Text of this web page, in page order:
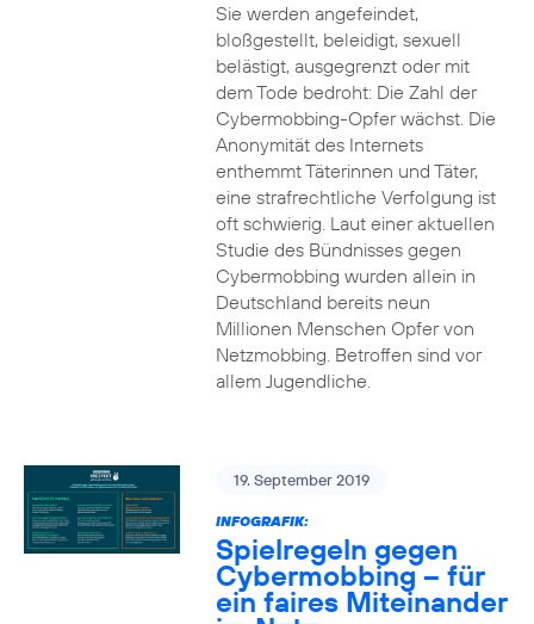
Sie werden angefeindet,
bloßgestellt, beleidigt, sexuell
belästigt, ausgegrenzt oder mit
dem Tode bedroht: Die Zahl der
Cybermobbing-Opfer wächst. Die
Anonymität des Internets
enthemmt Täterinnen und Täter,
eine strafrechtliche Verfolgung ist
oft schwierig. Laut einer aktuellen
Studie des Bündnisses gegen
Cybermobbing wurden allein in
Deutschland bereits neun
Millionen Menschen Opfer von
Netzmobbing. Betroffen sind vor
allem Jugendliche.
19. September 2019
INFOGRAFIK:
Spielregeln gegen
Cybermobbing – für
ein faires Miteinander